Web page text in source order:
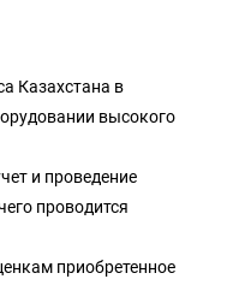
Казахстана в
высокого
и проведение
проводится
приобретенное